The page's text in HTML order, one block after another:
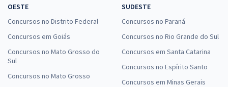
OESTE
Concursos no Distrito Federal
Concursos em Goiás
Concursos no Mato Grosso do
Sul
Concursos no Mato Grosso
SUDESTE
Concursos no Paraná
Concursos no Rio Grande do Sul
Concursos em Santa Catarina
Concursos no Espírito Santo
Concursos em Minas Gerais